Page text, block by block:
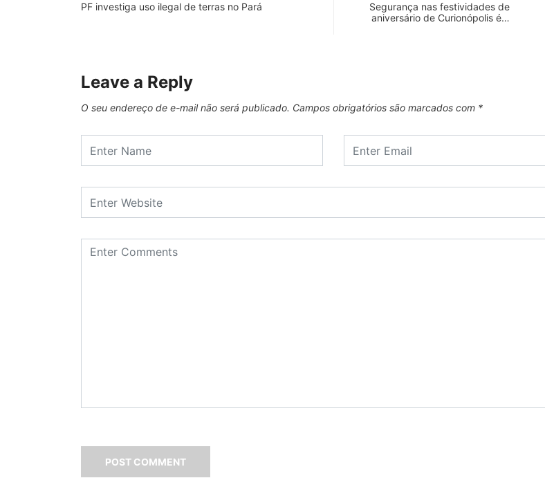
PF investiga uso ilegal de terras no Pará
Segurança nas festividades de
aniversário de Curionópolis é…
Leave a Reply
O seu endereço de e-mail não será publicado. Campos obrigatórios são marcados com *